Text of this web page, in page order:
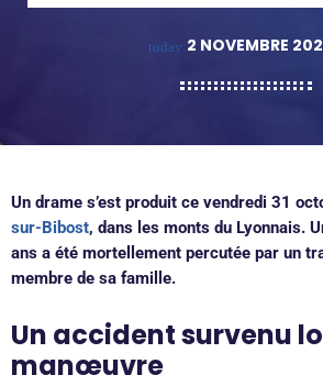
today 2 NOVEMBRE
Un drame s’est produit ce vendredi 31
sur-Bibost, dans les monts du Lyonnais.
ans a été mortellement percutée par un
membre de sa famille.
Un accident survenu
manœuvre